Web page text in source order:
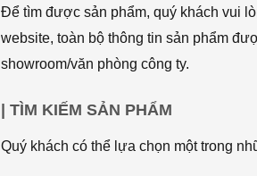
Để tìm được sản phẩm, quý khách vui
website, toàn bộ thông tin sản phẩm
showroom/văn phòng công ty.
| TÌM KIẾM SẢN PHẨM
Quý khách có thể lựa chọn một trong